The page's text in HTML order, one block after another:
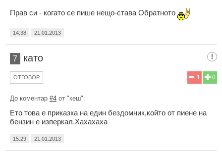
Прав си - когато се пише нещо-става Обратното
14:38 21.01.2013
7 като
0
1
ОТГОВОР
До коментар #4 от "кеш":
Ето това е приказка на един бездомник,който от пиене на
бензин е изперкал.Хахахаха
15:29 21.01.2013